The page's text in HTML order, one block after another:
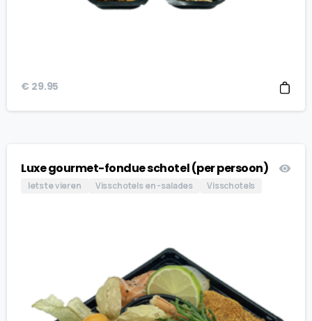
€ 29.95
Luxe gourmet-fondue schotel (per persoon)
Iets te vieren Visschotels en -salades Visschotels